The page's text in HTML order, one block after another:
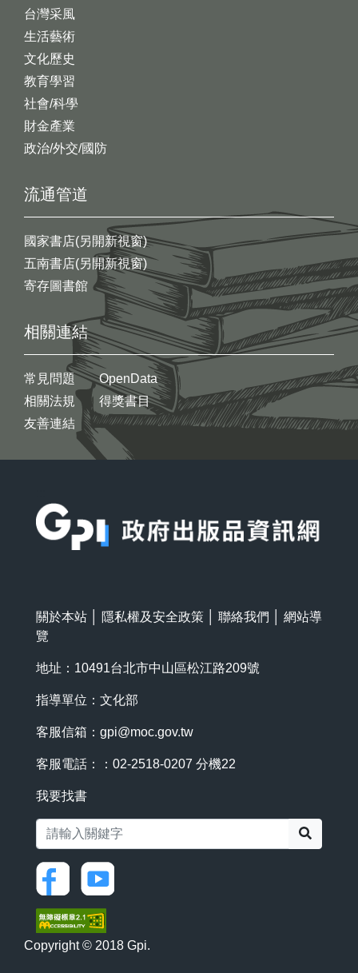
台灣采風
生活藝術
文化歷史
教育學習
社會/科學
財金產業
政治/外交/國防
流通管道
國家書店(另開新視窗)
五南書店(另開新視窗)
寄存圖書館
相關連結
常見問題
相關法規
友善連結
OpenData
得獎書目
關於本站 隱私權及安全政策 聯絡我們
網站導
覽
地址：10491台北市中山區松江路209號
指導單位：文化部
客服信箱： gpi@moc.gov.tw
客服電話：：02-2518-0207 分機22
我要找書
Copyright © 2018 Gpi.